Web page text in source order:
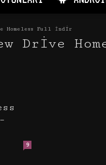
Homeless Full İndir
Drive
9